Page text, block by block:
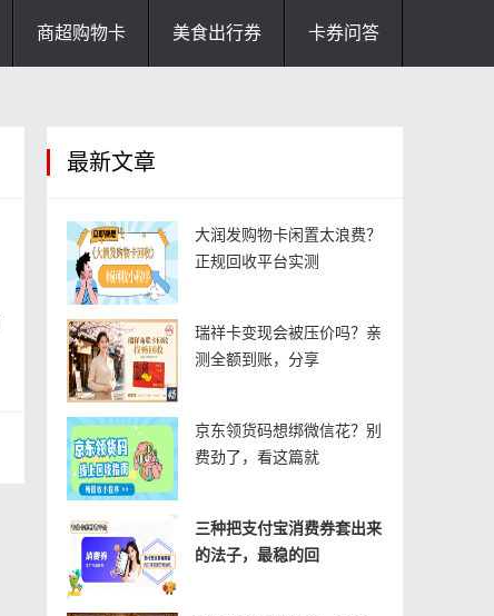
商超购物卡 美食出行券 卡券问答
最新文章
大润发购物卡闲置太浪费？
正规回收平台实测
瑞祥卡变现会被压价吗？亲
测全额到账，分享
京东领货码想绑微信花？别
费劲了，看这篇就
三种把支付宝消费券套出来
的法子，最稳的回